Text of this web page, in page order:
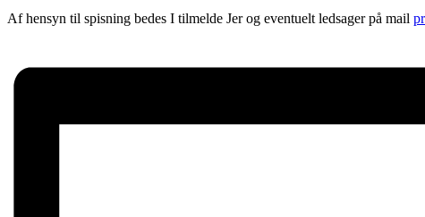
Af hensyn til spisning bedes I tilmelde Jer og eventuelt ledsager på mail